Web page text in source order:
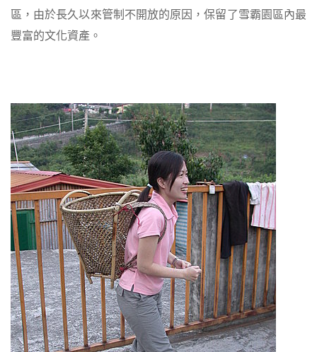
區，由於長久以來管制不開放的原因，保留了雪霸園區內最
豐富的文化資產。